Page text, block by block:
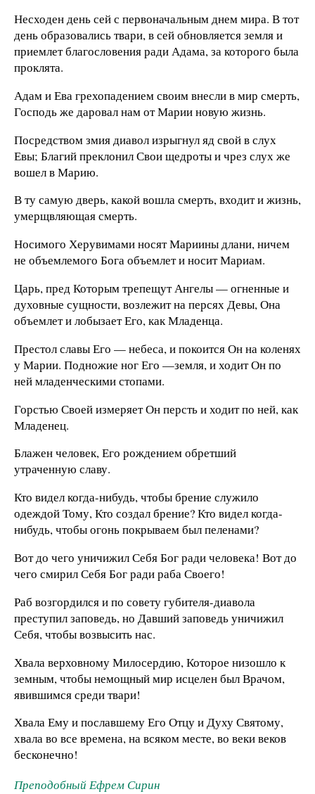
Несходен день сей с первоначальным днем мира. В тот
день образовались твари, в сей обновляется земля и
приемлет благословения ради Адама, за которого была
проклята.
Адам и Ева грехопадением своим внесли в мир смерть,
Господь же даровал нам от Марии новую жизнь.
Посредством змия диавол изрыгнул яд свой в слух
Евы; Благий преклонил Свои щедроты и чрез слух же
вошел в Марию.
В ту самую дверь, какой вошла смерть, входит и жизнь,
умерщвляющая смерть.
Носимого Херувимами носят Мариины длани, ничем
не объемлемого Бога объемлет и носит Мариам.
Царь, пред Которым трепещут Ангелы — огненные и
духовные сущности, возлежит на персях Девы, Она
объемлет и лобызает Его, как Младенца.
Престол славы Его — небеса, и покоится Он на коленях
у Марии. Подножие ног Его —земля, и ходит Он по
ней младенческими стопами.
Горстью Своей измеряет Он персть и ходит по ней, как
Младенец.
Блажен человек, Его рождением обретший
утраченную славу.
Кто видел когда-нибудь, чтобы брение служило
одеждой Тому, Кто создал брение? Кто видел когда-
нибудь, чтобы огонь покрываем был пеленами?
Вот до чего уничижил Себя Бог ради человека! Вот до
чего смирил Себя Бог ради раба Своего!
Раб возгордился и по совету губителя-диавола
преступил заповедь, но Давший заповедь уничижил
Себя, чтобы возвысить нас.
Хвала верховному Милосердию, Которое низошло к
земным, чтобы немощный мир исцелен был Врачом,
явившимся среди твари!
Хвала Ему и пославшему Его Отцу и Духу Святому,
хвала во все времена, на всяком месте, во веки веков
бесконечно!
Преподобный Ефрем Сирин